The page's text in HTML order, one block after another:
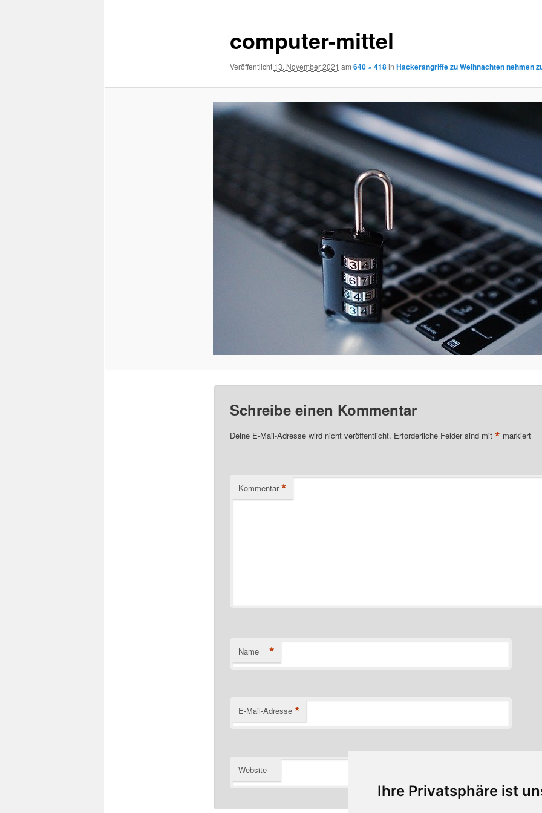
Ihre Privatsphäre ist
computer-mittel
Veröffentlicht 13. November 2021 am 640 × 418in Hackerangriffe zu Weihnachten nehmen
Schreibe einen Kommentar
Deine E-Mail-Adresse wird nicht veröffentlicht. Erforderliche Felder sind mit * markiert
Kommentar *
Name *
E-Mail-Adresse *
Website